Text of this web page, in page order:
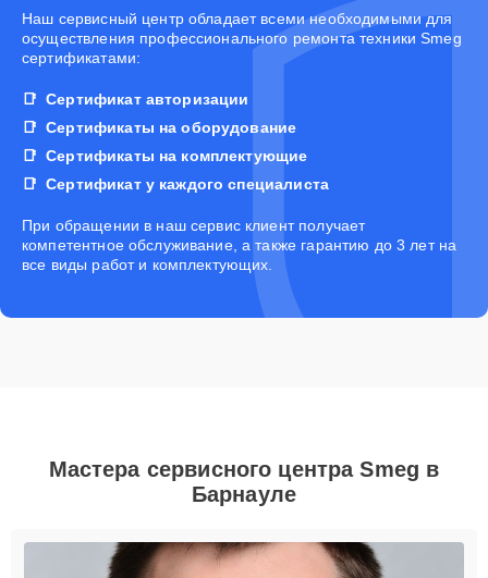
Наш сервисный центр обладает всеми необходимыми для
осуществления профессионального ремонта техники Smeg
сертификатами:
Сертификат авторизации
Сертификаты на оборудование
Сертификаты на комплектующие
Сертификат у каждого специалиста
При обращении в наш сервис клиент получает
компетентное обслуживание, а также гарантию до 3 лет на
все виды работ и комплектующих.
Мастера сервисного центра Smeg в
Барнауле